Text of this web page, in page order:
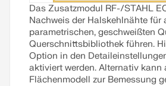
Das Zusatzmodul RF-/STAHL
Nachweis der Halskehlnähte für
parametrischen, geschweißten
Querschnittsbibliothek führen.
Option in den
aktiviert werden. Alternativ kann
Flächenmodell zur Bemessung